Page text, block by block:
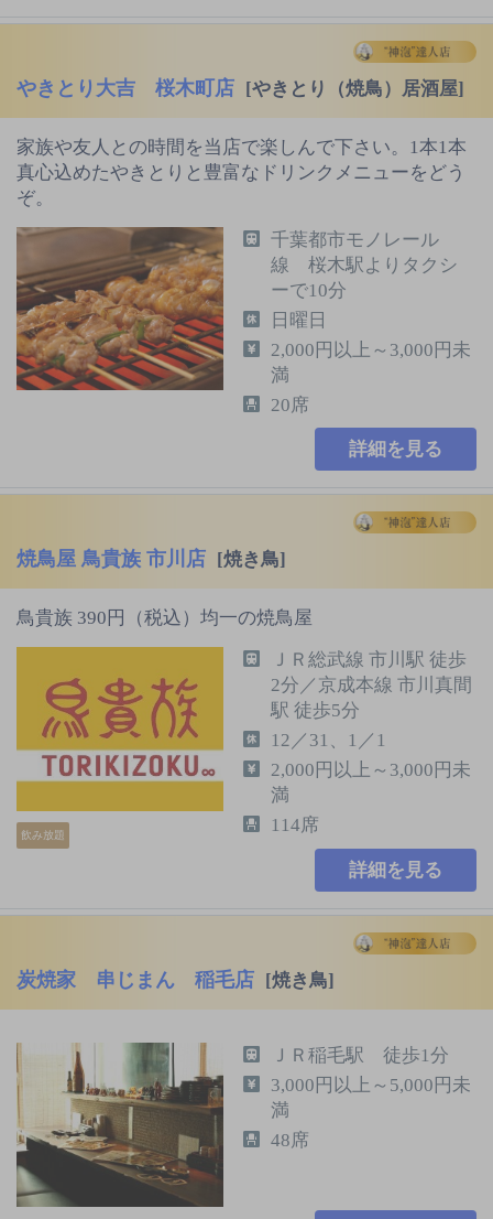
やきとり大吉 桜木町店 [やきとり（焼鳥）居酒屋]
家族や友人との時間を当店で楽しんで下さい。1本1本
真心込めたやきとりと豊富なドリンクメニューをどう
ぞ。
千葉都市モノレール
線 桜木駅よりタクシ
ーで10分
日曜日
2,000円以上～3,000円未
満
20席
詳細を見る
焼鳥屋 鳥貴族 市川店 [焼き鳥]
鳥貴族 390円（税込）均一の焼鳥屋
飲み放題
ＪＲ総武線 市川駅 徒歩
2分／京成本線 市川真間
駅 徒歩5分
12／31、1／1
2,000円以上～3,000円未
満
114席
詳細を見る
炭焼家 串じまん 稲毛店 [焼き鳥]
ＪＲ稲毛駅 徒歩1分
3,000円以上～5,000円未
満
48席